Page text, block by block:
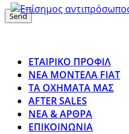
Send
ΕΤΑΙΡΙΚΟ ΠΡΟΦΙΛ
ΝΕΑ ΜΟΝΤΕΛΑ FIAT
ΤΑ ΟΧΗΜΑΤΑ ΜΑΣ
AFTER SALES
ΝΕΑ & ΑΡΘΡΑ
ΕΠΙΚΟΙΝΩΝΙΑ